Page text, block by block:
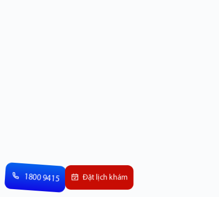
1800 9415 Đặt lịch khám